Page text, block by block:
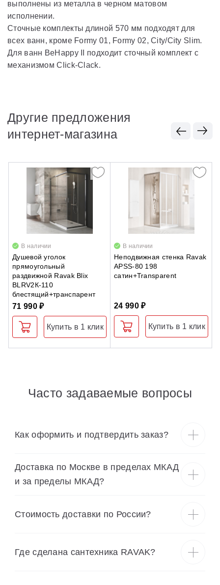
выполнены из металла в черном матовом
исполнении.
Сточные комплекты длиной 570 мм подходят для
всех ванн, кроме Formy 01, Formy 02, City/City Slim.
Для ванн BeHappy II подходит сточный комплект с
механизмом Click-Clack.
Другие предложения
интернет-магазина
В наличии
Душевой уголок
прямоугольный
раздвижной Ravak Blix
BLRV2К-110
блестящий+транспарент
71 990 ₽
Купить в 1 клик
В наличии
Неподвижная стенка Ravak
APSS-80 198
сатин+Transparent
24 990 ₽
Купить в 1 клик
Часто задаваемые вопросы
Как оформить и подтвердить заказ?
Доставка по Москве в пределах МКАД
и за пределы МКАД?
Cтоимость доставки по России?
Где сделана сантехника RAVAK?